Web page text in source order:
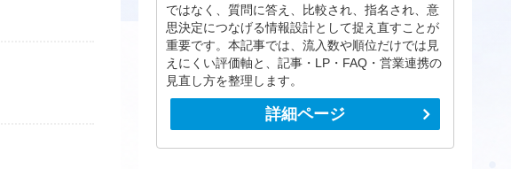
ではなく、質問に答え、比較され、指名され、意
思決定につなげる情報設計として捉え直すことが
重要です。本記事では、流入数や順位だけでは見
えにくい評価軸と、記事・LP・FAQ・営業連携の
見直し方を整理します。
詳細ページ